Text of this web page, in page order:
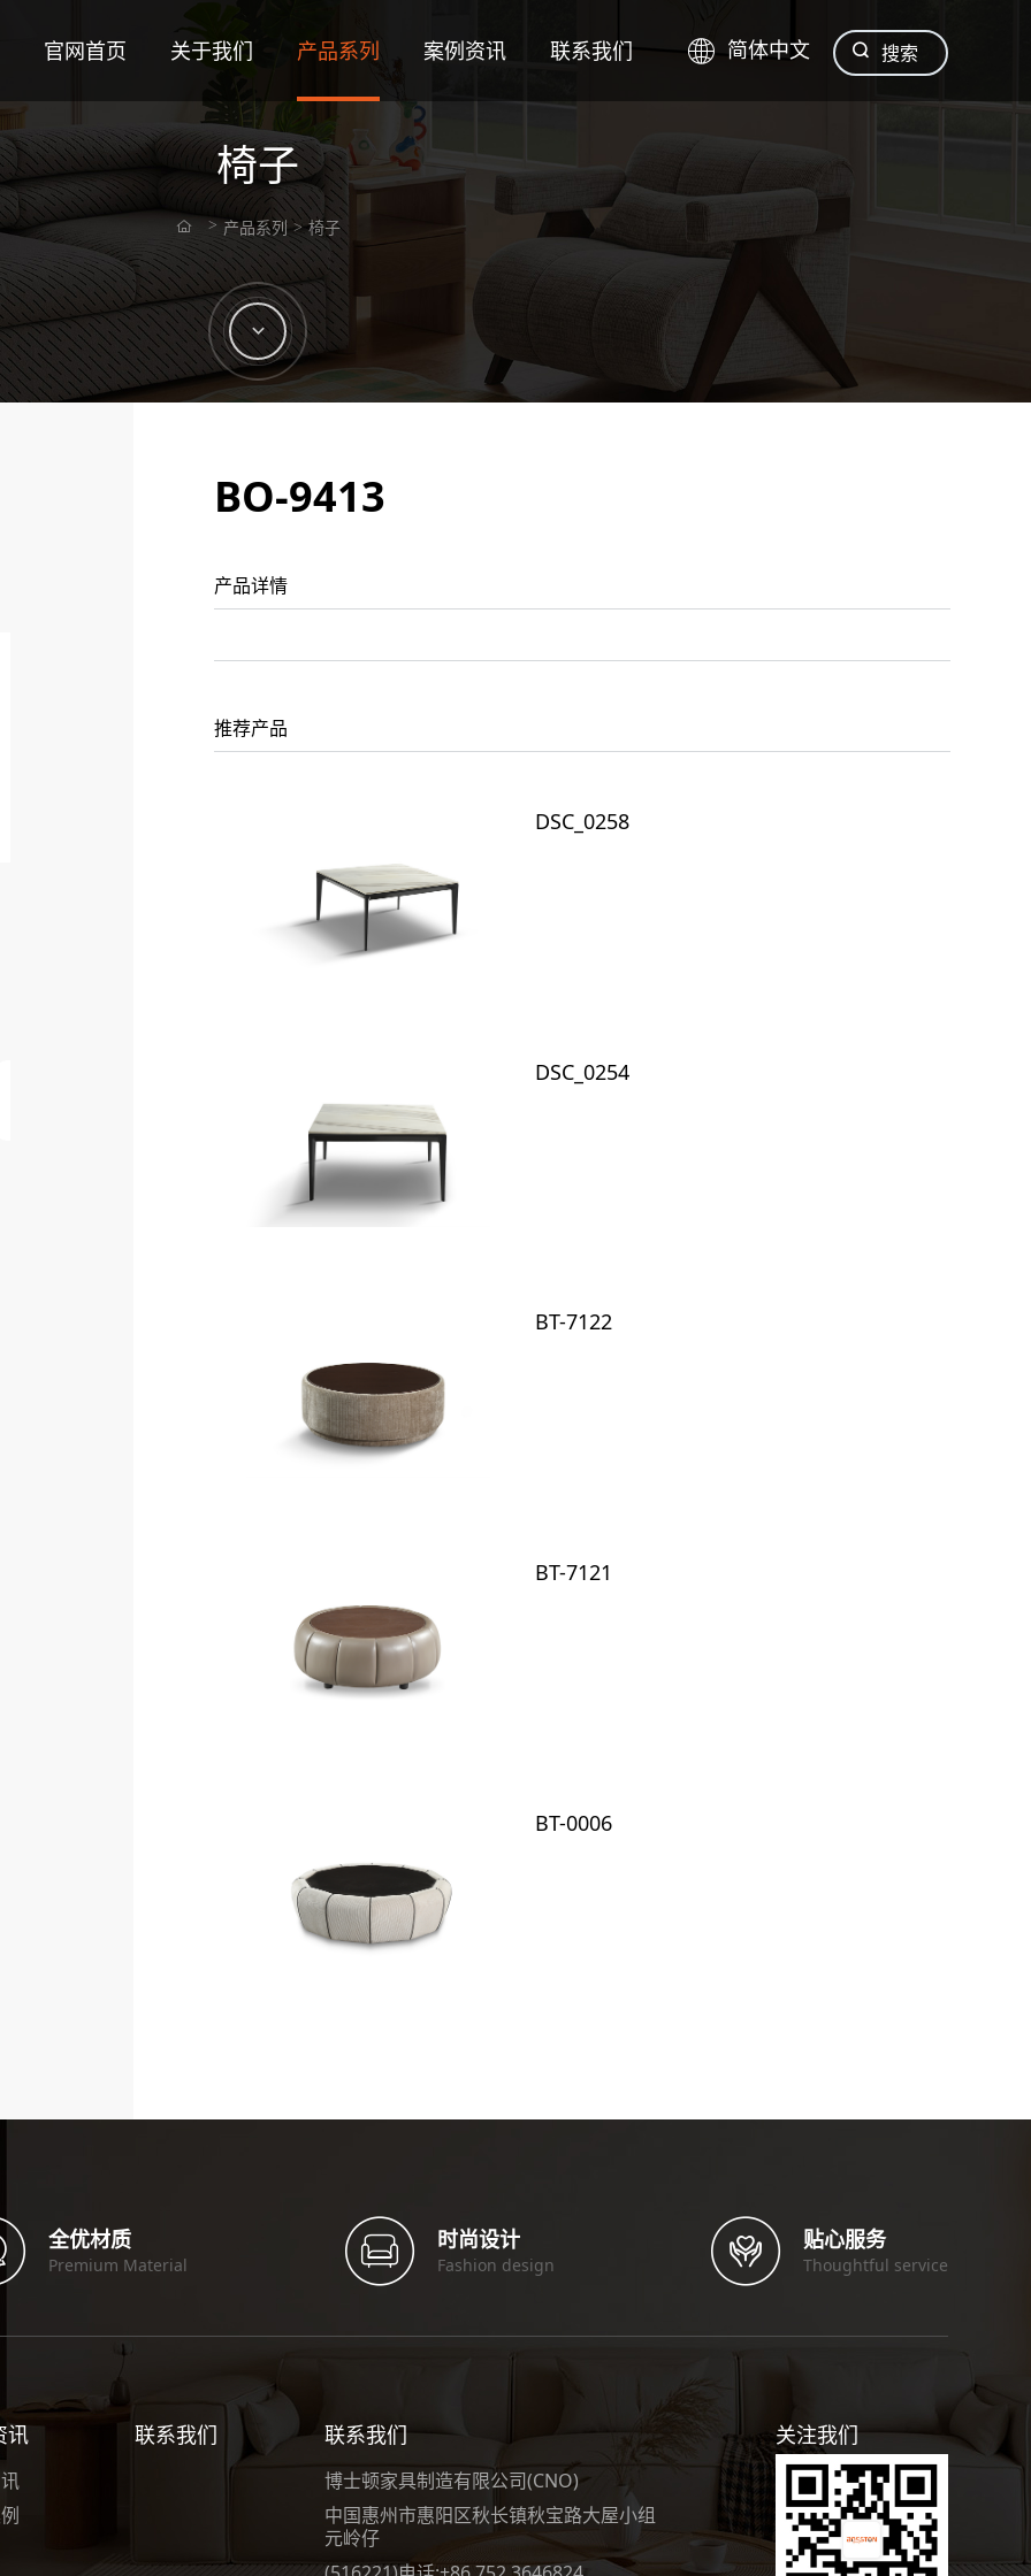
简体中文
官网首页 关于我们 产品系列 案例资讯 联系我们
椅子
产品系列 椅子
BO-9413
产品详情
推荐产品
DSC_0258
DSC_0254
BT-7122
BT-7121
BT-0006
全优材质
Premium Material
时尚设计
Fashion design
贴心服务
Thoughtful service
讯 联系我们 联系我们
博士顿家具制造有限公司(CNO)
中国惠州市惠阳区秋长镇秋宝路大屋小组
元岭仔
关注我们